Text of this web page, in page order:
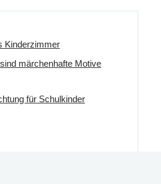
Kinderzimmer
märchenhafte Motive
für Schulkinder